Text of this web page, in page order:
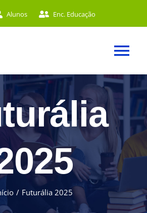
Alunos Enc. Educação
Futurália 2025